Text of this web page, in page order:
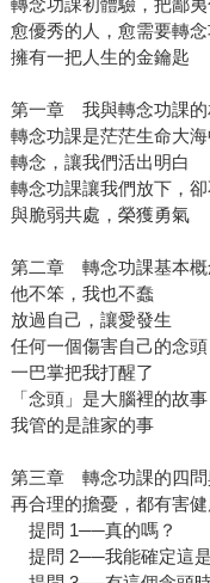
轉念功課初體驗，把鄙
愈優秀的人，愈需要轉
擁有一把人生的金鑰匙
第一章 我與轉念功課的
轉念功課是茫茫生命大
轉念，讓我們活出明白
轉念功課讓我們放下，
與脆弱共處，榮獲勇氣
第二章 轉念功課基本概
他不笨，我也不蠢
放過自己，讓愛發生
任何一個傷害自己的念頭
一巴掌把我打醒了
「念頭」是大腦裡的故
我管的是誰家的事
第三章 轉念功課的四問
再合理的擔憂，都有害
提問 1──真的嗎？
提問 2──我能確定這是